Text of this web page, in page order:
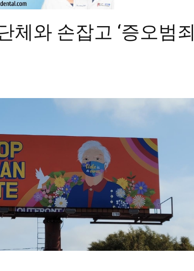
체와 손잡고 ‘증오범죄